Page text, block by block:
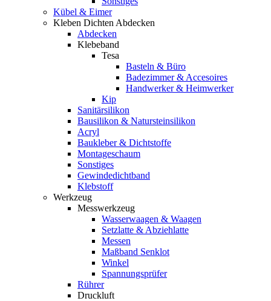
Kübel & Eimer
Kleben Dichten Abdecken
Abdecken
Klebeband
Tesa
Basteln & Büro
Badezimmer & Accesoires
Handwerker & Heimwerker
Kip
Sanitärsilikon
Bausilikon & Natursteinsilikon
Acryl
Baukleber & Dichtstoffe
Montageschaum
Sonstiges
Gewindedichtband
Klebstoff
Werkzeug
Messwerkzeug
Wasserwaagen & Waagen
Setzlatte & Abziehlatte
Messen
Maßband Senklot
Winkel
Spannungsprüfer
Rührer
Druckluft